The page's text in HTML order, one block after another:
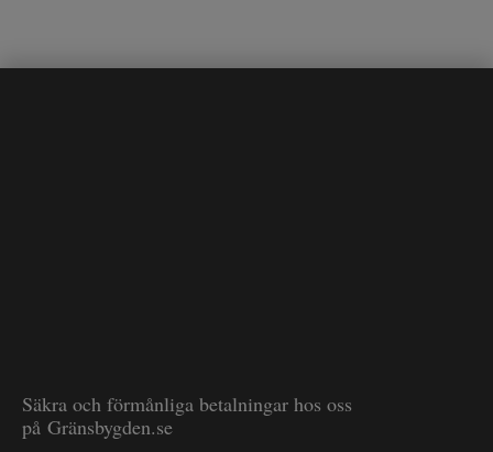
Säkra och förmånliga betalningar hos oss
på Gränsbygden.se